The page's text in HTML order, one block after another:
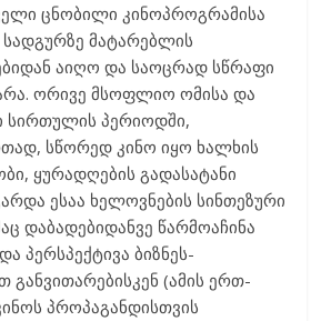
ცნობილი კინოპროგრამისა
მატარებლის
აიღო და საოცრად სწრაფი
ორივე მსოფლიო ომისა და
სირთულის პერიოდში,
სწორედ კინო იყო ხალხის
ყურადღების გადასატანი
ესაა ხელოვნების სინთეზური
დაბადებიდანვე წარმოაჩინა
პერსპექტივა ბიზნეს-
განვითარებისკენ (ამის ერთ-
პროპაგანდისთვის